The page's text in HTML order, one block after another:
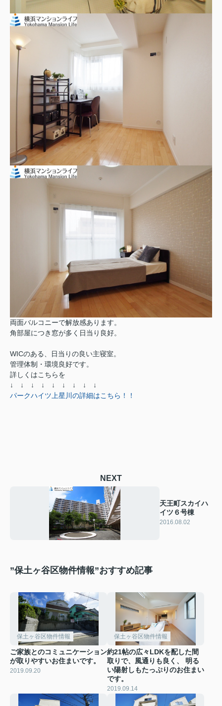
両面バルコニーで解放感あります。
角部屋につき窓が多く日当り良好。
WICのある、日当りの良い主寝室。
管理体制・環境良好です。
詳しくはこちらを
↓ ↓ ↓ ↓ ↓ ↓ ↓ ↓ ↓
パークハイツ上星川の詳細はこちら！！
NEXT
天王町スカイハ
イツ６号棟
2016.08.02
”保土ヶ谷区物件情報”おすすめ記事
保土ヶ谷区物件情報
ご家族とのコミュニケーション
が取りやすいお住まいです。
2019.09.20
保土ヶ谷区物件情報
約21帖の広々LDKを配した間
取りで、風通りも良く、 明る
い陽射しもたっぷりのお住まい
です。
2019.09.14